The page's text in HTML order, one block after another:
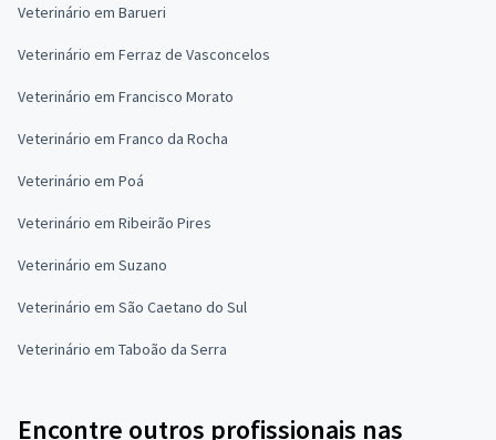
Veterinário em Barueri
Veterinário em Ferraz de Vasconcelos
Veterinário em Francisco Morato
Veterinário em Franco da Rocha
Veterinário em Poá
Veterinário em Ribeirão Pires
Veterinário em Suzano
Veterinário em São Caetano do Sul
Veterinário em Taboão da Serra
Encontre outros profissionais nas